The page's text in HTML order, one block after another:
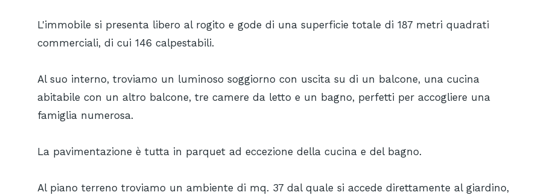
L'immobile si presenta libero al rogito e gode di una superficie totale di 187 metri quadrati
commerciali, di cui 146 calpestabili.
Al suo interno, troviamo un luminoso soggiorno con uscita su di un balcone, una cucina
abitabile con un altro balcone, tre camere da letto e un bagno, perfetti per accogliere una
famiglia numerosa.
La pavimentazione è tutta in parquet ad eccezione della cucina e del bagno.
Al piano terreno troviamo un ambiente di mq. 37 dal quale si accede direttamente al giardino,